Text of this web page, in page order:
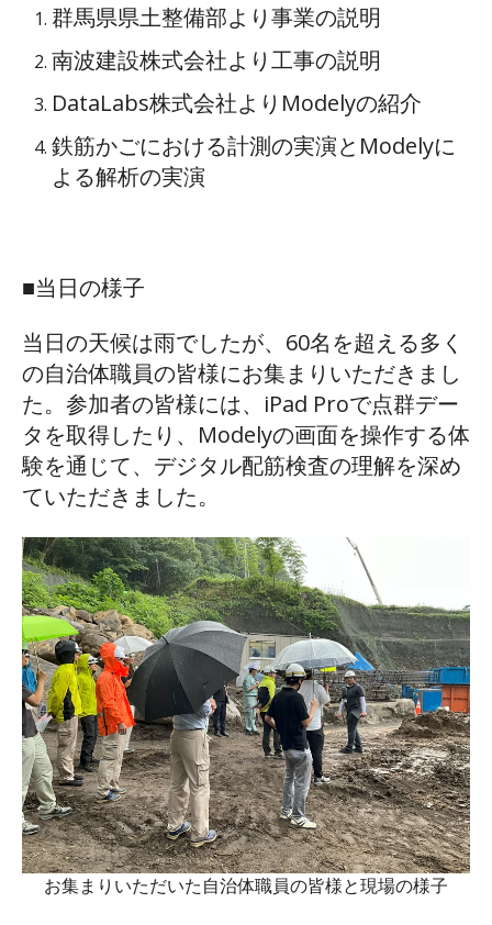
群馬県県土整備部より事業の説明
南波建設株式会社より工事の説明
DataLabs株式会社よりModelyの紹介
鉄筋かごにおける計測の実演とModelyに
よる解析の実演
■当日の様子
当日の天候は雨でしたが、60名を超える多く
の自治体職員の皆様にお集まりいただきまし
た。参加者の皆様には、iPad Proで点群デー
タを取得したり、Modelyの画面を操作する体
験を通じて、デジタル配筋検査の理解を深め
ていただきました。
お集まりいただいた自治体職員の皆様と現場の様子